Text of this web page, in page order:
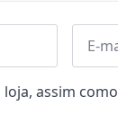
Email
loja, assim